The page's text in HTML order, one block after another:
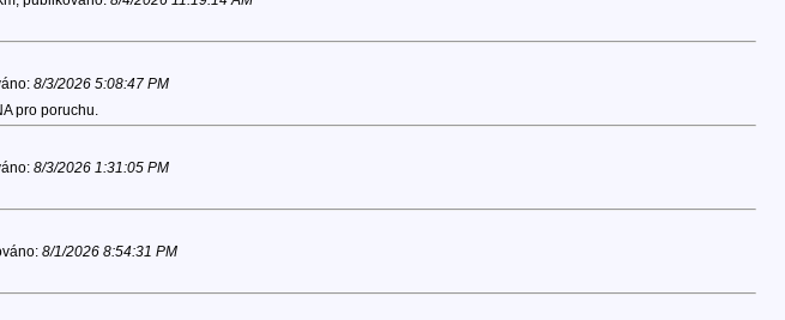
8/3/2026 5:08:47 PM
pro poruchu.
8/3/2026 1:31:05 PM
8/1/2026 8:54:31 PM